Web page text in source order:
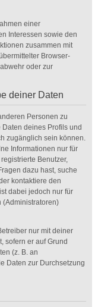
einer
Interessen sowie den
zusammen mit
Browser-
oder zur
deiner Daten
Personen zu
deines Profils und
zugänglich sein können.
Informationen nur für
Benutzer,
dazu hast, suche
kontaktiere den
dabei jedoch nur für
(Administratoren)
nur mit deiner
sofern er auf Grund
(z. B. an
Daten zur Durchsetzung